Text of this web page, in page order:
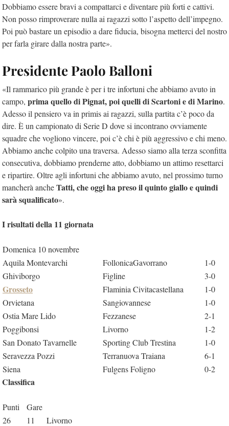
Dobbiamo essere bravi a compattarci e diventare più forti e cattivi.
Non posso rimproverare nulla ai ragazzi sotto l’aspetto dell’impegno.
Poi può bastare un episodio a dare fiducia, bisogna metterci del nostro
per farla girare dalla nostra parte».
Presidente Paolo Balloni
«Il rammarico più grande è per i tre infortuni che abbiamo avuto in
campo, prima quello di Pignat, poi quelli di Scartoni e di Marino.
Adesso il pensiero va in primis ai ragazzi, sulla partita c’è poco da
dire. È un campionato di Serie D dove si incontrano ovviamente
squadre che vogliono vincere, poi c’è chi è più aggressivo e chi meno.
Abbiamo anche colpito una traversa. Adesso siamo alla terza sconfitta
consecutiva, dobbiamo prenderne atto, dobbiamo un attimo resettarci
e ripartire. Oltre agli infortuni che abbiamo avuto, nel prossimo turno
mancherà ancheTatti, che oggi ha preso il quinto giallo e quindi
sarà squalificato».
I risultati della 11 giornata
Domenica 10 novembre
Aquila Montevarchi
FollonicaGavorrano
1-0
Ghiviborgo
Figline 3-0
Grosseto Flaminia Civitacastellana
1-0
Orvietana
Sangiovannese
1-0
Ostia Mare Lido
Fezzanese
2-1
Poggibonsi
Livorno
1-2
San Donato Tavarnelle
Sporting Club Trestina
1-0
Seravezza Pozzi
Terranuova Traiana
6-1
Siena
Fulgens Foligno 0-2
Classifica
Punti
Gare
26
11
Livorno